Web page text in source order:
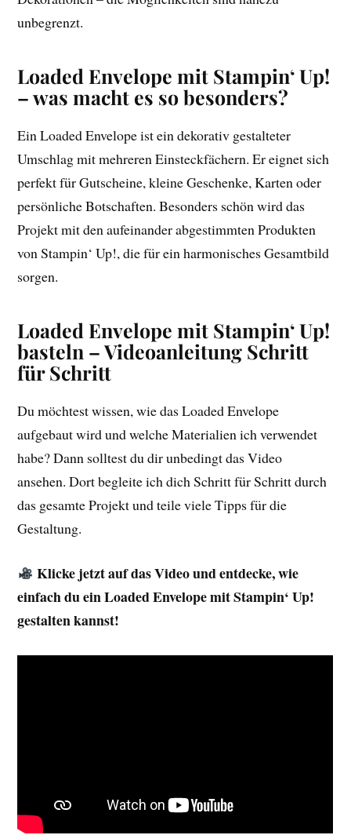
unbegrenzt.
Loaded Envelope mit Stampin‘ Up!
– was macht es so besonders?
Ein Loaded Envelope ist ein dekorativ gestalteter
Umschlag mit mehreren Einsteckfächern. Er eignet sich
perfekt für Gutscheine, kleine Geschenke, Karten oder
persönliche Botschaften. Besonders schön wird das
Projekt mit den aufeinander abgestimmten Produkten
von Stampin‘ Up!, die für ein harmonisches Gesamtbild
sorgen.
Loaded Envelope mit Stampin‘ Up!
basteln – Videoanleitung Schritt
für Schritt
Du möchtest wissen, wie das Loaded Envelope
aufgebaut wird und welche Materialien ich verwendet
habe? Dann solltest du dir unbedingt das Video
ansehen. Dort begleite ich dich Schritt für Schritt durch
das gesamte Projekt und teile viele Tipps für die
Gestaltung.
Klicke jetzt auf das Video und entdecke, wie
einfach du ein Loaded Envelope mit Stampin‘ Up!
gestalten kannst!